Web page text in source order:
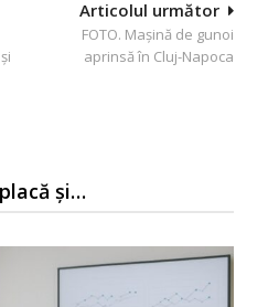
Articolul următor
FOTO. Maşină de gunoi
aprinsă în Cluj-Napoca
și…